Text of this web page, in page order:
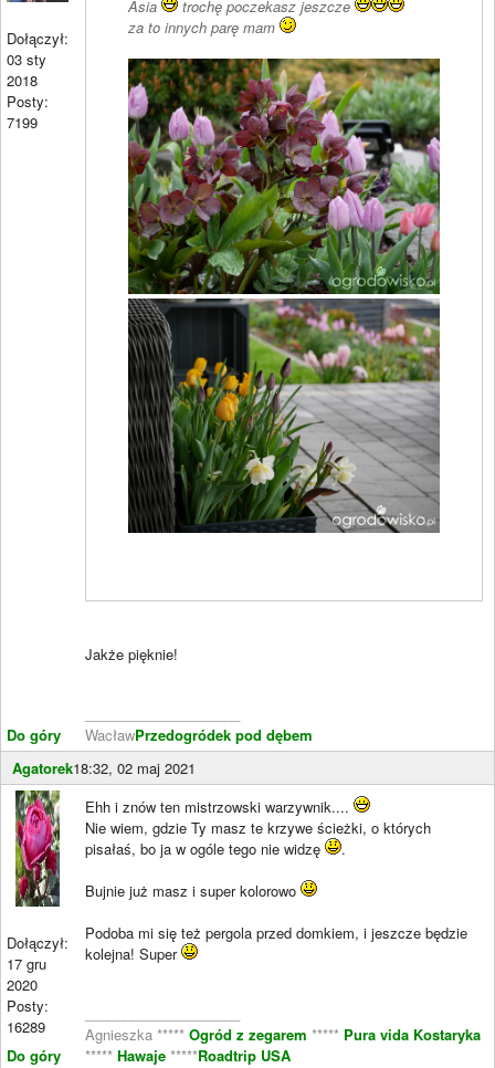
Dołączył:
03 sty
2018
Posty:
7199
Do góry
Asia
trochę poczekasz jeszcze
za to innych parę mam
Jakże pięknie!
WacławPrzedogródek pod dębem
Agatorek18:32, 02 maj 2021
Dołączył:
17 gru
2020
Posty:
16289
Do góry
Ehh i znów ten mistrzowski warzywnik....
Nie wiem, gdzie Ty masz te krzywe ścieżki, o których
pisałaś, bo ja w ogóle tego nie widzę
.
Bujnie już masz i super kolorowo
Podoba mi się też pergola przed domkiem, i jeszcze będzie
kolejna! Super
Agnieszka ***** Ogród z zegarem ***** Pura vida Kostaryka
***** Hawaje *****Roadtrip USA